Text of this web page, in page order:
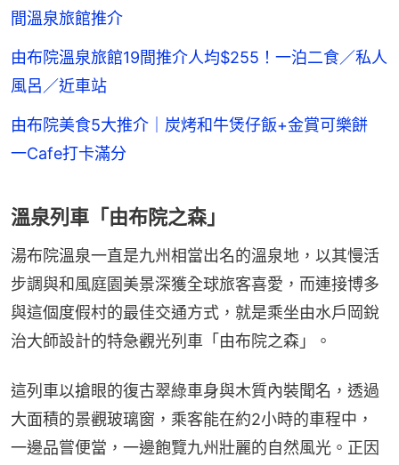
間溫泉旅館推介
由布院溫泉旅館19間推介人均$255！一泊二食／私人
風呂／近車站
由布院美食5大推介｜炭烤和牛煲仔飯+金賞可樂餅
一Cafe打卡滿分
溫泉列車「由布院之森」
湯布院溫泉一直是九州相當出名的溫泉地，以其慢活
步調與和風庭園美景深獲全球旅客喜愛，而連接博多
與這個度假村的最佳交通方式，就是乘坐由水戶岡銳
治大師設計的特急觀光列車「由布院之森」。
這列車以搶眼的復古翠綠車身與木質內裝聞名，透過
大面積的景觀玻璃窗，乘客能在約2小時的車程中，
一邊品嘗便當，一邊飽覽九州壯麗的自然風光。正因